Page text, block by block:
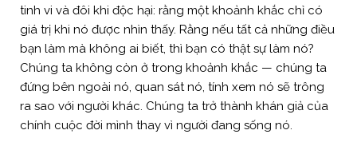
tinh vi và đôi khi độc hại: rằng một khoảnh khắc chỉ có
giá trị khi nó được nhìn thấy. Rằng nếu tất cả những điều
bạn làm mà không ai biết, thì bạn có thật sự làm nó?
Chúng ta không còn ở trong khoảnh khắc — chúng ta
đứng bên ngoài nó, quan sát nó, tính xem nó sẽ trông
ra sao với người khác. Chúng ta trở thành khán giả của
chính cuộc đời mình thay vì người đang sống nó.